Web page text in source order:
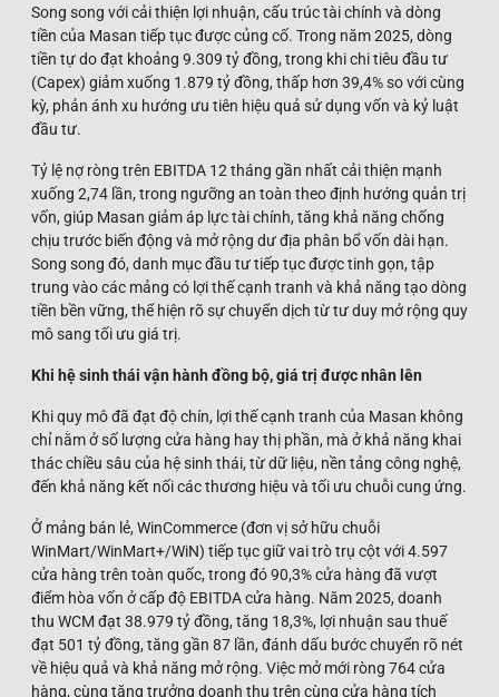
Song song với cải thiện lợi nhuận, cấu trúc tài chính và dòng
tiền của Masan tiếp tục được củng cố. Trong năm 2025, dòng
tiền tự do đạt khoảng 9.309 tỷ đồng, trong khi chi tiêu đầu tư
(Capex) giảm xuống 1.879 tỷ đồng, thấp hơn 39,4% so với cùng
kỳ, phản ánh xu hướng ưu tiên hiệu quả sử dụng vốn và kỷ luật
đầu tư.
Tỷ lệ nợ ròng trên EBITDA 12 tháng gần nhất cải thiện mạnh
xuống 2,74 lần, trong ngưỡng an toàn theo định hướng quản trị
vốn, giúp Masan giảm áp lực tài chính, tăng khả năng chống
chịu trước biến động và mở rộng dư địa phân bổ vốn dài hạn.
Song song đó, danh mục đầu tư tiếp tục được tinh gọn, tập
trung vào các mảng có lợi thế cạnh tranh và khả năng tạo dòng
tiền bền vững, thể hiện rõ sự chuyển dịch từ tư duy mở rộng quy
mô sang tối ưu giá trị.
Khi hệ sinh thái vận hành đồng bộ, giá trị được nhân lên
Khi quy mô đã đạt độ chín, lợi thế cạnh tranh của Masan không
chỉ nằm ở số lượng cửa hàng hay thị phần, mà ở khả năng khai
thác chiều sâu của hệ sinh thái, từ dữ liệu, nền tảng công nghệ,
đến khả năng kết nối các thương hiệu và tối ưu chuỗi cung ứng.
Ở mảng bán lẻ, WinCommerce (đơn vị sở hữu chuỗi
WinMart/WinMart+/WiN) tiếp tục giữ vai trò trụ cột với 4.597
cửa hàng trên toàn quốc, trong đó 90,3% cửa hàng đã vượt
điểm hòa vốn ở cấp độ EBITDA cửa hàng. Năm 2025, doanh
thu WCM đạt 38.979 tỷ đồng, tăng 18,3%, lợi nhuận sau thuế
đạt 501 tỷ đồng, tăng gần 87 lần, đánh dấu bước chuyển rõ nét
về hiệu quả và khả năng mở rộng. Việc mở mới ròng 764 cửa
hàng, cùng tăng trưởng doanh thu trên cùng cửa hàng tích